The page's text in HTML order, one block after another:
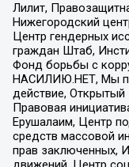
Лилит,
Нижегородский
Центр гендерных
граждан Штаб,
Фонд борьбы с
НАСИЛИЮ.НЕТ, Мы
действие, Открытый
Правовая
Ерушалаим, Центр
средств массовой
прав заключенных,